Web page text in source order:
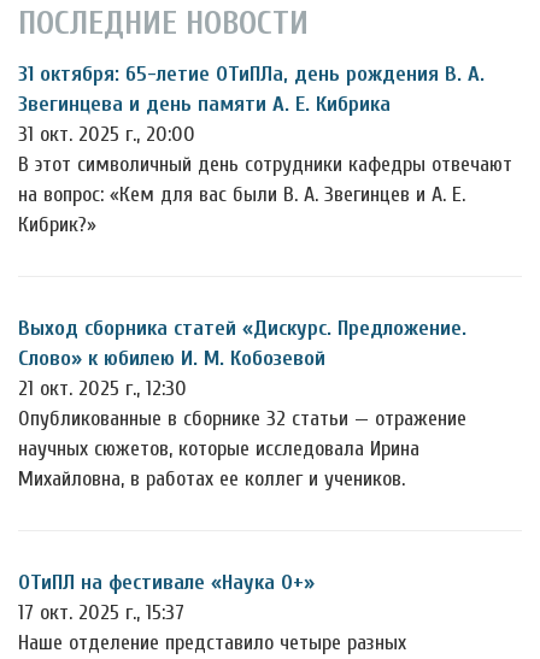
ПОСЛЕДНИЕ НОВОСТИ
31 октября: 65-летие ОТиПЛа, день рождения В. А.
Звегинцева и день памяти А. Е. Кибрика
31 окт. 2025 г., 20:00
В этот символичный день сотрудники кафедры отвечают
на вопрос: «Кем для вас были В. А. Звегинцев и А. Е.
Кибрик?»
Выход сборника статей «Дискурс. Предложение.
Слово» к юбилею И. М. Кобозевой
21 окт. 2025 г., 12:30
Опубликованные в сборнике 32 статьи — отражение
научных сюжетов, которые исследовала Ирина
Михайловна, в работах ее коллег и учеников.
ОТиПЛ на фестивале «Наука 0+»
17 окт. 2025 г., 15:37
Наше отделение представило четыре разных